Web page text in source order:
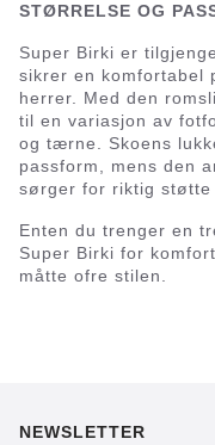
STØRRELSE OG
Super Birki er
sikrer en komfortabel
herrer. Med den
til en variasjon av
og tærne. Skoens
passform, mens den
sørger for riktig støtte
Enten du trenger en
Super Birki for
måtte ofre stilen.
NEWSLETTER